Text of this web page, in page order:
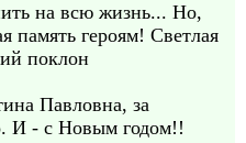
на всю жизнь... Но,
память героям! Светлая
поклон
Павловна, за
И - с Новым годом!!